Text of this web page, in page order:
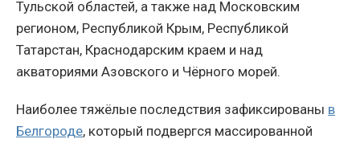
Тульской областей, а также над Московским
регионом, Республикой Крым, Республикой
Татарстан, Краснодарским краем и над
акваториями Азовского и Чёрного морей.
Наиболее тяжёлые последствия зафиксированы в
Белгороде, который подвергся массированной